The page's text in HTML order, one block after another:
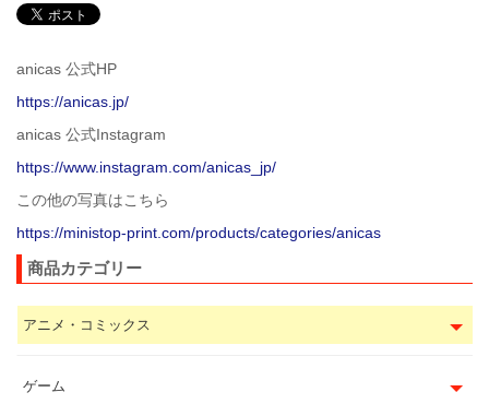
anicas 公式HP
https://anicas.jp/
anicas 公式Instagram
https://www.instagram.com/anicas_jp/
この他の写真はこちら
https://ministop-print.com/products/categories/anicas
商品カテゴリー
アニメ・コミックス
ゲーム